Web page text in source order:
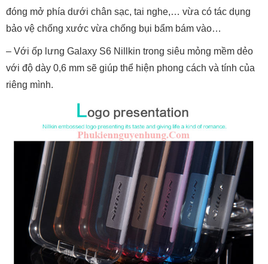
đóng mở phía dưới chân sạc, tai nghe,… vừa có tác dụng
bảo vệ chống xước vừa chống bụi bẩm bám vào…
– Với ốp lưng Galaxy S6 Nillkin trong siêu mỏng mềm dẻo
với độ dày 0,6 mm sẽ giúp thể hiện phong cách và tính của
riêng mình.